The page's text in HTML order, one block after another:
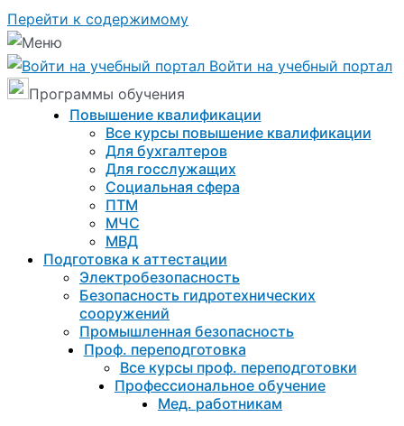
Перейти к содержимому
Войти на учебный портал
Программы обучения
Повышение квалификации
Все курсы повышение квалификации
Для бухгалтеров
Для госслужащих
Социальная сфера
ПТМ
МЧС
МВД
Подготовка к aттестации
Электробезопасность
Безопасность гидротехнических
сооружений
Промышленная безопасность
Проф. переподготовка
Все курсы проф. переподготовки
Профессиональное обучение
Мед. работникам